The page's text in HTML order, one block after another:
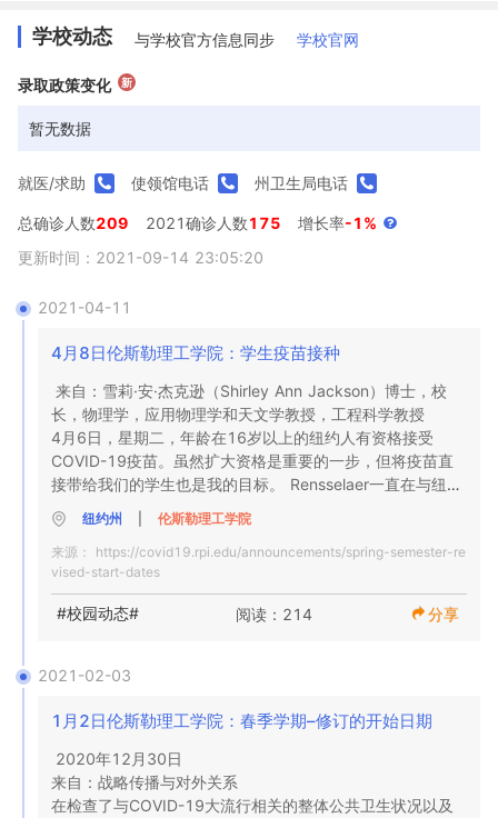
学校动态 与学校官方信息同步 学校官网
录取政策变化 新
暂无数据
就医/求助 使领馆电话 州卫生局电话
总确诊人数209 2021确诊人数175 增长率-1%
更新时间：2021-09-14 23:05:20
2021-04-11
4月8日伦斯勒理工学院：学生疫苗接种
来自：雪莉·安·杰克逊（Shirley Ann Jackson）博士，校
长，物理学，应用物理学和天文学教授，工程科学教授
4月6日，星期二，年龄在16岁以上的纽约人有资格接受
COVID-19疫苗。虽然扩大资格是重要的一步，但将疫苗直
接带给我们的学生也是我的目标。 Rensselaer一直在与纽约
州合作，以确保为我们的学生提供疫苗供应。我写信给大家
分享我们已经获得了1,700剂强生疫苗的初始分配。
学生生活部将进行外联活动，提供有关疫苗以及伦斯勒学生
如何安排约会的更多信息。目前，只有Rensselaer学生可以
获得更多剂量并扩大资格。
鼓励合格的学生安排疫苗预约。
纽约州
伦斯勒理工学院
来源： https://covid19.rpi.edu/announcements/spring-semester-re
vised-start-dates
#校园动态# 阅读：214 分享
2021-02-03
1月2日伦斯勒理工学院：春季学期–修订的开始日期
2020年12月30日
来自：战略传播与对外关系
在检查了与COVID-19大流行相关的整体公共卫生状况以及